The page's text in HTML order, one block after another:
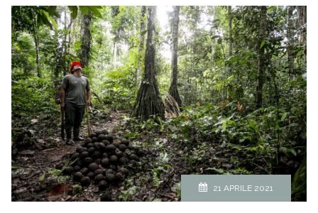
21 APRILE 2021